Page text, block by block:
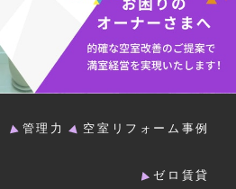
管理力
空室リフォーム事例
ゼロ賃貸